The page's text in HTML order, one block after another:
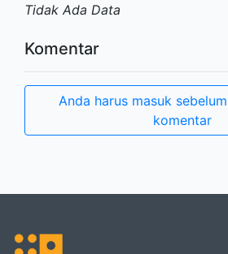
Tidak Ada Data
Komentar
Anda harus masuk
komentar